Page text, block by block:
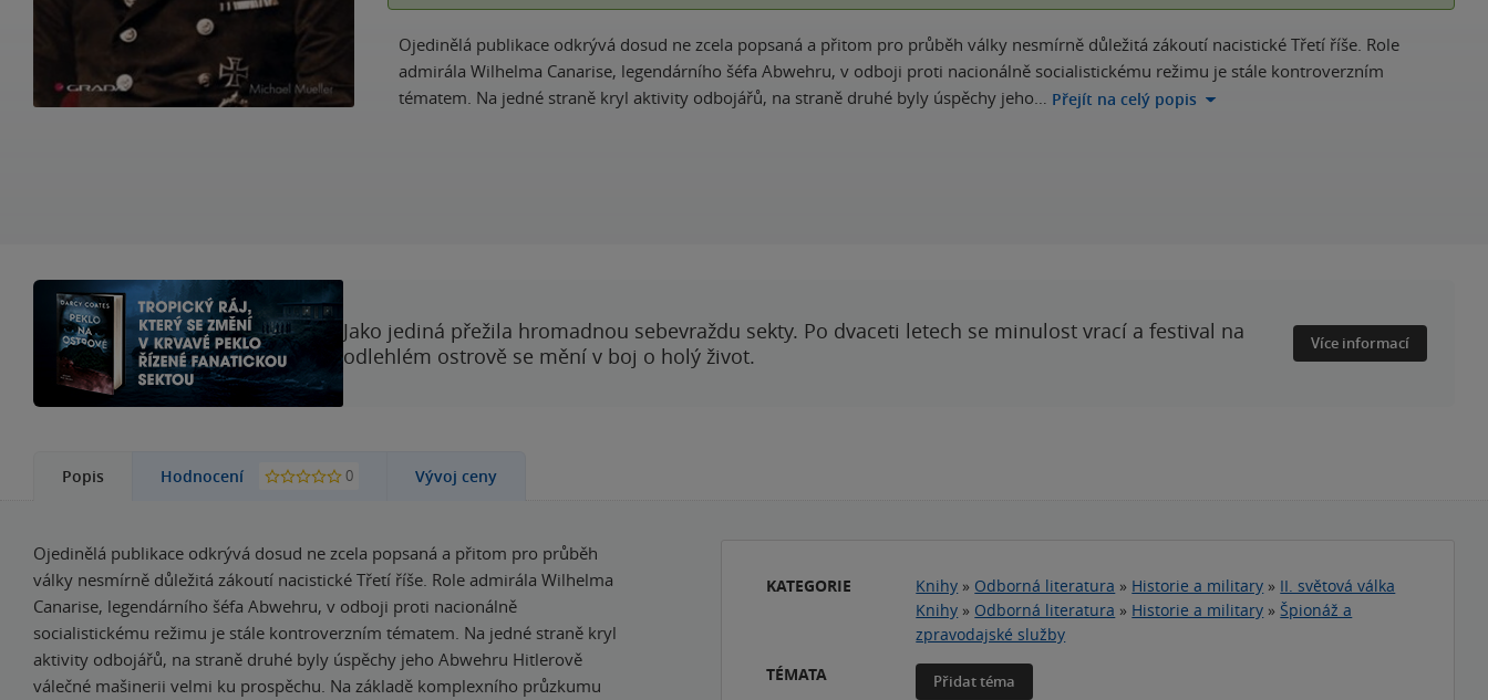
Ojedinělá publikace odkrývá dosud ne zcela popsaná a přitom pro průběh války nesmírně důležitá zákoutí nacistické Třetí říše. Role
admirála Wilhelma Canarise, legendárního šéfa Abwehru, v odboji proti nacionálně socialistickému režimu je stále kontroverzním
tématem. Na jedné straně kryl aktivity odbojářů, na straně druhé byly úspěchy jeho… Přejít na celý popis
Jako jediná přežila hromadnou sebevraždu sekty. Po dvaceti letech se minulost vrací a festival na
odlehlém ostrově se mění v boj o holý život.
Více informací
Popis Hodnocení 0 Vývoj ceny
Ojedinělá publikace odkrývá dosud ne zcela popsaná a přitom pro průběh
války nesmírně důležitá zákoutí nacistické Třetí říše. Role admirála Wilhelma
Canarise, legendárního šéfa Abwehru, v odboji proti nacionálně
socialistickému režimu je stále kontroverzním tématem. Na jedné straně kryl
aktivity odbojářů, na straně druhé byly úspěchy jeho Abwehru Hitlerově
válečné mašinerii velmi ku prospěchu. Na základě komplexního průzkumu
KATEGORIE Knihy » Odborná literatura » Historie a military » II. světová válka
Knihy » Odborná literatura » Historie a military » Špionáž a
zpravodajské služby
TÉMATA
Přidat téma